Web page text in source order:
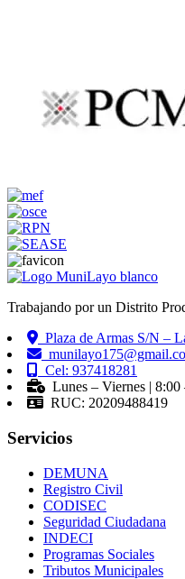
Trabajando por un Distrito
Plaza de Armas S/N –
Cel: 937418281
Lunes – Viernes | 8:00
RUC: 20209488419
Servicios
DEMUNA
Registro Civil
CODISEC
Seguridad Ciudadana
INDECI
Programas Sociales
Tributos Municipales